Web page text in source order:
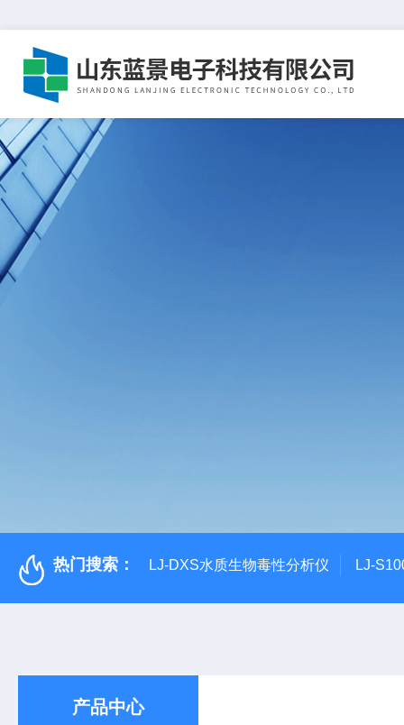
热门搜索： LJ-DXS水质生物毒性分析仪 LJ-
产品中心